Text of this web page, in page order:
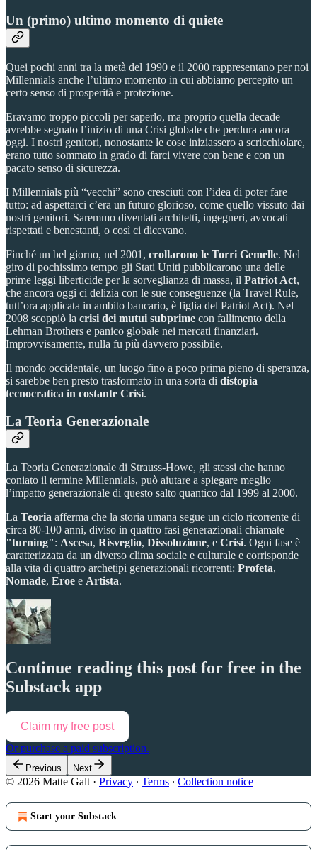
Un (primo) ultimo momento di quiete
Quei pochi anni tra la metà del 1990 e il 2000 rappresentano per noi
Millennials anche l’ultimo momento in cui abbiamo percepito un
certo senso di prosperità e protezione.
Eravamo troppo piccoli per saperlo, ma proprio quella decade
avrebbe segnato l’inizio di una Crisi globale che perdura ancora
oggi. I nostri genitori, nonostante le cose iniziassero a scricchiolare,
erano tutto sommato in grado di farci vivere con bene e con un
pacato senso di sicurezza.
I Millennials più “vecchi” sono cresciuti con l’idea di poter fare
tutto: ad aspettarci c’era un futuro glorioso, come quello vissuto dai
nostri genitori. Saremmo diventati architetti, ingegneri, avvocati
rispettati e benestanti, o così ci dicevano.
Finché un bel giorno, nel 2001, crollarono le Torri Gemelle. Nel
giro di pochissimo tempo gli Stati Uniti pubblicarono una delle
prime leggi liberticide per la sorveglianza di massa, il Patriot Act,
che ancora oggi ci delizia con le sue conseguenze (la Travel Rule,
tutt’ora applicata in ambito bancario, è figlia del Patriot Act). Nel
2008 scoppiò la crisi dei mutui subprime con fallimento della
Lehman Brothers e panico globale nei mercati finanziari.
Improvvisamente, nulla fu più davvero possibile.
Il mondo occidentale, un luogo fino a poco prima pieno di speranza,
si sarebbe ben presto trasformato in una sorta di distopia
tecnocratica in costante Crisi.
La Teoria Generazionale
La Teoria Generazionale di Strauss-Howe, gli stessi che hanno
coniato il termine Millennials, può aiutare a spiegare meglio
l’impatto generazionale di questo salto quantico dal 1999 al 2000.
La Teoria afferma che la storia umana segue un ciclo ricorrente di
circa 80-100 anni, diviso in quattro fasi generazionali chiamate
"turning": Ascesa, Risveglio, Dissoluzione, e Crisi. Ogni fase è
caratterizzata da un diverso clima sociale e culturale e corrisponde
alla vita di quattro archetipi generazionali ricorrenti: Profeta,
Nomade, Eroe e Artista.
Continue reading this post for free in the
Substack app
Claim my free post
Or purchase a paid subscription.
Previous Next
© 2026 Matte Galt · Privacy ∙ Terms ∙ Collection notice
Start your Substack